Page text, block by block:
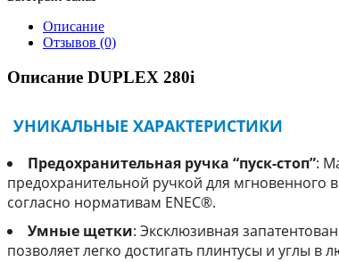
Описание
Отзывов (0)
Описание DUPLEX 280i
УНИКАЛЬНЫЕ ХАРАКТЕРИСТИКИ
Предохранительная ручка “пуск-стоп”:
предохранительной ручкой для мгновенного
согласно нормативам ENEC®.
Умные щетки: Эксклюзивная
позволяет легко достигать плинтусы и углы